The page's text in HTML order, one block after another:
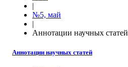
|
№5, май
|
Аннотации научных статей
Аннотации научных статей